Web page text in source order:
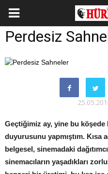
Perdesiz
Geçtiğimiz ay, yine bu köşede
duyurusunu yapmıştım. Kısa
belgesel, sinemadaki
sinemacıların yaşadıkları